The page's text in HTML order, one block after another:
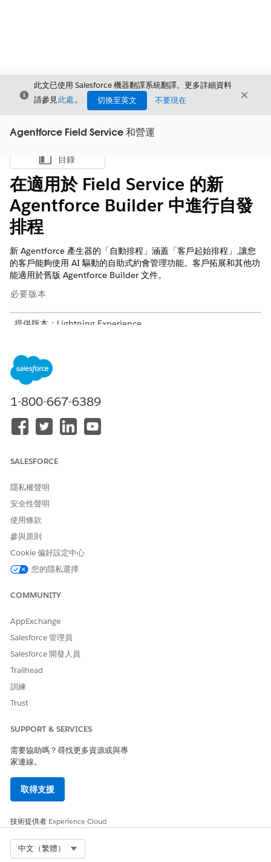
結束
此文已使用 Salesforce 機器翻譯系統翻譯。更多詳細資料
請參見此處。 切換至英文 不要現在 結束
Agentforce Field Service 和營運
顯示目錄
目錄
在適用於 Field Service 的新
Agentforce Builder 中進行自發
排程
新 Agentforce 產生器的「自動排程」涵蓋「客戶起始排程」,讓您
的客戶能夠使用 AI 驅動的自助式約會管理功能。客戶拓展和其他功
能適用於舊版 Agentforce Builder 文件。
必要版本
提供版本：Lightning Experience
Enterprise
或Einstein 1 Field Service
ServiceEdition。
Builder 中的
新增 Agentforce Builder 中的自發排程使用個案
瞭解「自動排程」可為您執行的動作。
在您建立工作人員之前,請先瞭解「自動排程」並檢閱考量事
建立 AI 工作人員,並將其設定為成功。如需簡化體驗,請使用自
動化 Salesforce Go 工具引導您完成整個設定並開始進行。如
果您在自動化中遇到問題,您可以手動完成流程。
在新的 Agentforce Builder 中設定 Field Service 的自發排程
您可以透過設定工作人員及其各種元件來修改「自動排程」的行
的子工作人員所組成。您可以設定下列任何元件。例如,您可以
示,在流程中變更排程原則、營業時間等。
與疑難排解工作人員
請先測試您的工作人員,再上線並解決任何遇到的問題。
在新的 Agentforce Builder 中監視自動排程
有各種方式可監視「排程」工作人員對話。使用 Omni
Supervisor 檢視所有啟用的工作人員對話。使用 Omni-
Channel 元件來處理已升級的交談。使用 Agentforce
1-800-667-6389
SALESFORCE
隱私權聲明
安全性聲明
使用條款
參與原則
Cookie 偏好設定中心
您的隱私選擇
COMMUNITY
AppExchange
Salesforce 管理員
Salesforce 開發人員
Trailhead
訓練
Trust
SUPPORT & SERVICES
需要協助嗎？尋找更多資源或與專
家連線。
取得支援
技術提供者 Experience Cloud
中文（繁體）